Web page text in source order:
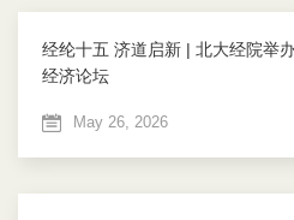
经纶十五 济道启新 | 北大经院举
经济论坛
May 26, 2026